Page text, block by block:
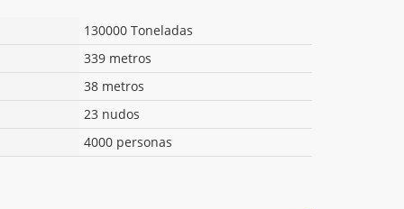
130000 Toneladas
339 metros
38 metros
23 nudos
4000 personas